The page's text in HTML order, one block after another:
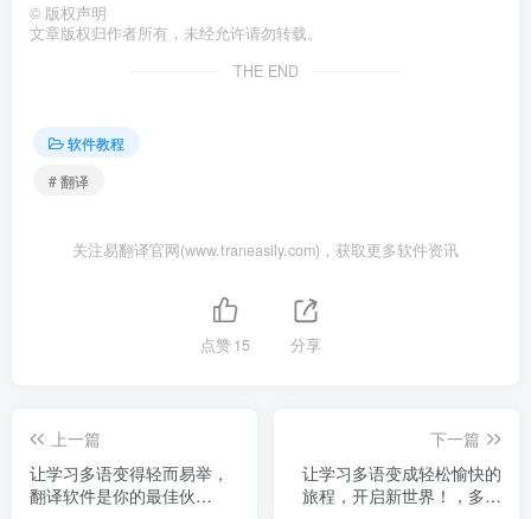
© 版权声明
文章版权归作者所有，未经允许请勿转载。
THE END
软件教程
# 翻译
关注易翻译官网(www.traneasily.com)，获取更多软件资讯
点赞15 分享
上一篇
让学习多语变得轻而易举，
翻译软件是你的最佳伙
下一篇
让学习多语变成轻松愉快的
旅程，开启新世界！，多语